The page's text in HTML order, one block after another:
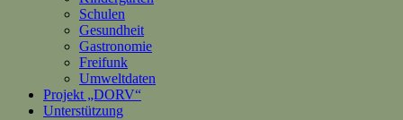
Schulen
Gesundheit
Gastronomie
Freifunk
Umweltdaten
Projekt „DORV“
Unterstützung